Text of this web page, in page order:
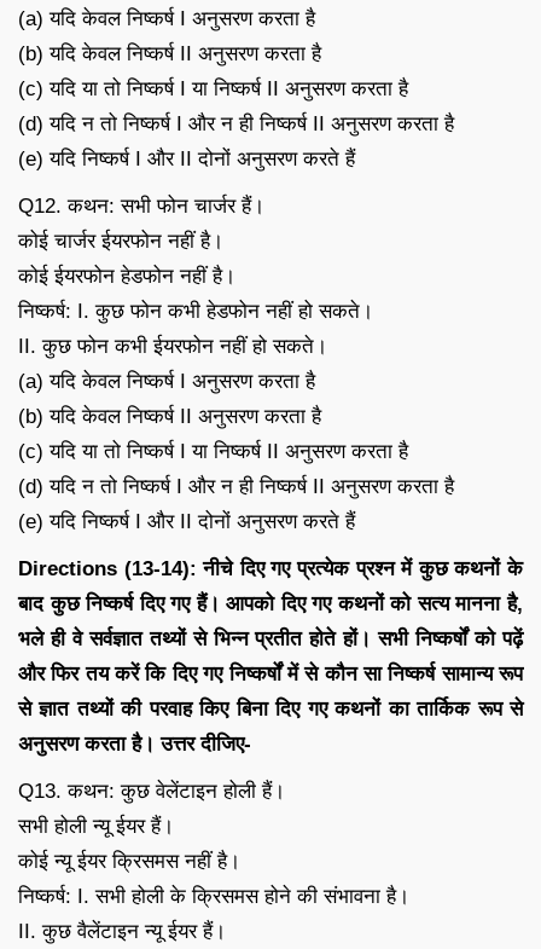
(a) यदि केवल निष्कर्ष I अनुसरण करता है
(b) यदि केवल निष्कर्ष II अनुसरण करता है
(c) यदि या तो निष्कर्ष I या निष्कर्ष II अनुसरण करता है
(d) यदि न तो निष्कर्ष I और न ही निष्कर्ष II अनुसरण करता है
(e) यदि निष्कर्ष I और II दोनों अनुसरण करते हैं
Q12. कथन: सभी फोन चार्जर हैं।
कोई चार्जर ईयरफोन नहीं है।
कोई ईयरफोन हेडफोन नहीं है।
निष्कर्ष: I. कुछ फोन कभी हेडफोन नहीं हो सकते।
II. कुछ फोन कभी ईयरफोन नहीं हो सकते।
(a) यदि केवल निष्कर्ष I अनुसरण करता है
(b) यदि केवल निष्कर्ष II अनुसरण करता है
(c) यदि या तो निष्कर्ष I या निष्कर्ष II अनुसरण करता है
(d) यदि न तो निष्कर्ष I और न ही निष्कर्ष II अनुसरण करता है
(e) यदि निष्कर्ष I और II दोनों अनुसरण करते हैं
Directions (13-14): नीचे दिए गए प्रत्येक प्रश्न में कुछ कथनों के
बाद कुछ निष्कर्ष दिए गए हैं। आपको दिए गए कथनों को सत्य मानना है,
भले ही वे सर्वज्ञात तथ्यों से भिन्न प्रतीत होते हों। सभी निष्कर्षों को पढ़ें
और फिर तय करें कि दिए गए निष्कर्षों में से कौन सा निष्कर्ष सामान्य रूप
से ज्ञात तथ्यों की परवाह किए बिना दिए गए कथनों का तार्किक रूप से
अनुसरण करता है। उत्तर दीजिए-
Q13. कथन: कुछ वेलेंटाइन होली हैं।
सभी होली न्यू ईयर हैं।
कोई न्यू ईयर क्रिसमस नहीं है।
निष्कर्ष: I. सभी होली के क्रिसमस होने की संभावना है।
II. कुछ वैलेंटाइन न्यू ईयर हैं।